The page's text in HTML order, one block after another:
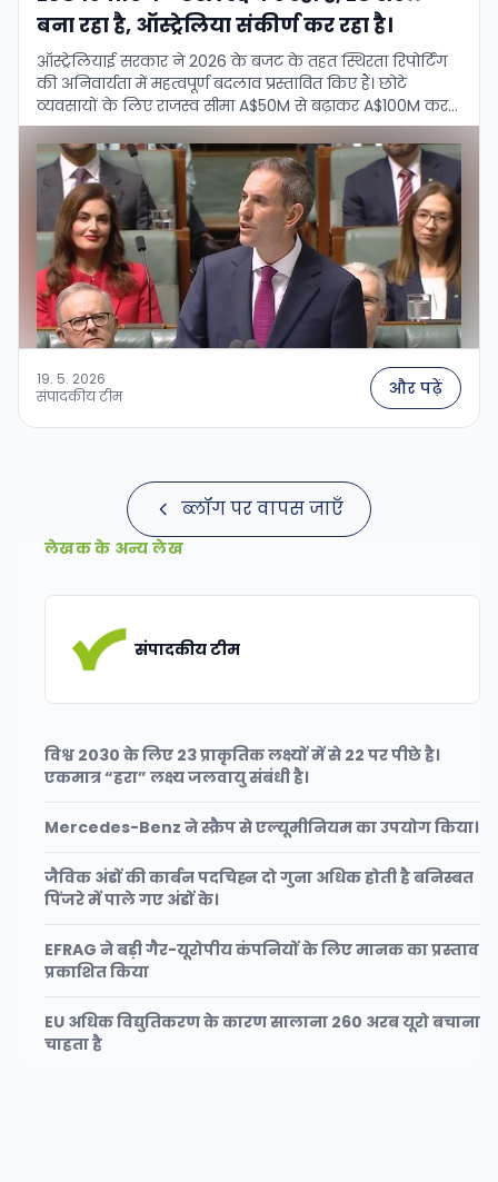
बना रहा है, ऑस्ट्रेलिया संकीर्ण कर रहा है।
ऑस्ट्रेलियाई सरकार ने 2026 के बजट के तहत स्थिरता रिपोर्टिंग
की अनिवार्यता में महत्वपूर्ण बदलाव प्रस्तावित किए हैं। छोटे
व्यवसायों के लिए राजस्व सीमा A$50M से बढ़ाकर A$100M कर
दी …
19. 5. 2026
संपादकीय टीम
और पढ़ें
ब्लॉग पर वापस जाएँ
लेखक के अन्य लेख
संपादकीय टीम
विश्व 2030 के लिए 23 प्राकृतिक लक्ष्यों में से 22 पर पीछे है।
एकमात्र “हरा” लक्ष्य जलवायु संबंधी है।
Mercedes-Benz ने स्क्रैप से एल्यूमीनियम का उपयोग किया।
जैविक अंडों की कार्बन पदचिह्न दो गुना अधिक होती है बनिस्बत
पिंजरे में पाले गए अंडों के।
EFRAG ने बड़ी गैर-यूरोपीय कंपनियों के लिए मानक का प्रस्ताव
प्रकाशित किया
EU अधिक विद्युतिकरण के कारण सालाना 260 अरब यूरो बचाना
चाहता है